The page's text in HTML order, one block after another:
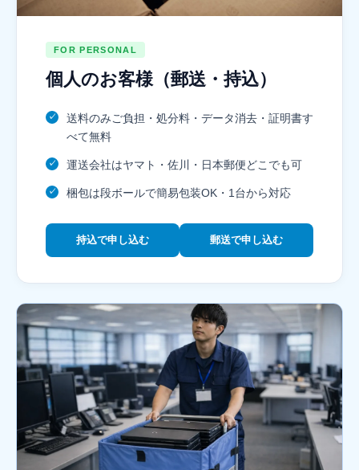
FOR PERSONAL
個人のお客様（郵送・持込）
✓
送料のみご負担・処分料・データ消去・証明書す
べて無料
✓ 運送会社はヤマト・佐川・日本郵便どこでも可
✓ 梱包は段ボールで簡易包装OK・1台から対応
持込で申し込む 郵送で申し込む